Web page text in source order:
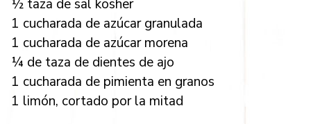
½ taza de sal kosher
1 cucharada de azúcar granulada
1 cucharada de azúcar morena
¼ de taza de dientes de ajo
1 cucharada de pimienta en granos
1 limón, cortado por la mitad